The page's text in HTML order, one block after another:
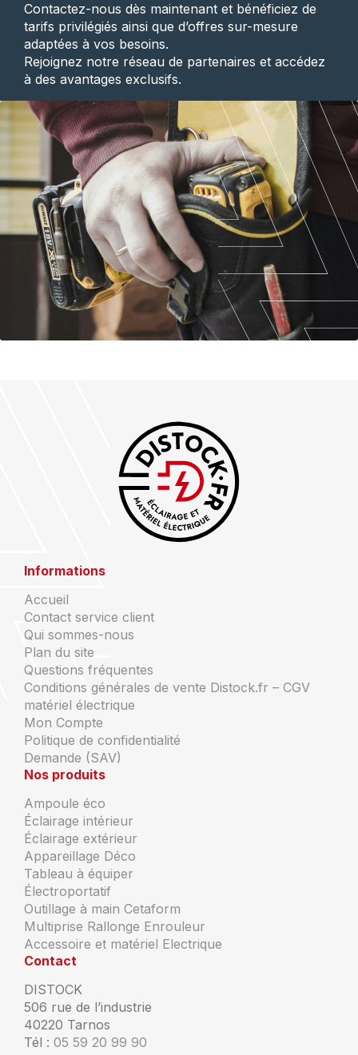
Contactez-nous dès maintenant et bénéficiez de
tarifs privilégiés ainsi que d’offres sur-mesure
adaptées à vos besoins.
Rejoignez notre réseau de partenaires et accédez
à des avantages exclusifs.
Informations
Accueil
Contact service client
Qui sommes-nous
Plan du site
Questions fréquentes
Conditions générales de vente Distock.fr – CGV
matériel électrique
Mon Compte
Politique de confidentialité
Demande (SAV)
Nos produits
Ampoule éco
Éclairage intérieur
Éclairage extérieur
Appareillage Déco
Tableau à équiper
Électroportatif
Outillage à main Cetaform
Multiprise Rallonge Enrouleur
Accessoire et matériel Electrique
Contact
DISTOCK
506 rue de l’industrie
40220 Tarnos
Tél : 05 59 20 99 90